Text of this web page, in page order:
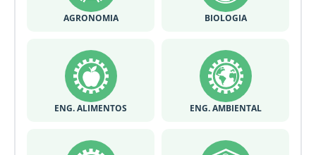
AGRONOMIA BIOLOGIA
ENG. ALIMENTOS ENG. AMBIENTAL